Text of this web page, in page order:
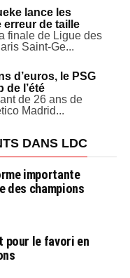
lance les
de taille
finale de Ligue des
Saint-Ge...
d’euros, le PSG
de l’été
de 26 ans de
Madrid...
DANS LDC
importante
des champions
pour le favori en